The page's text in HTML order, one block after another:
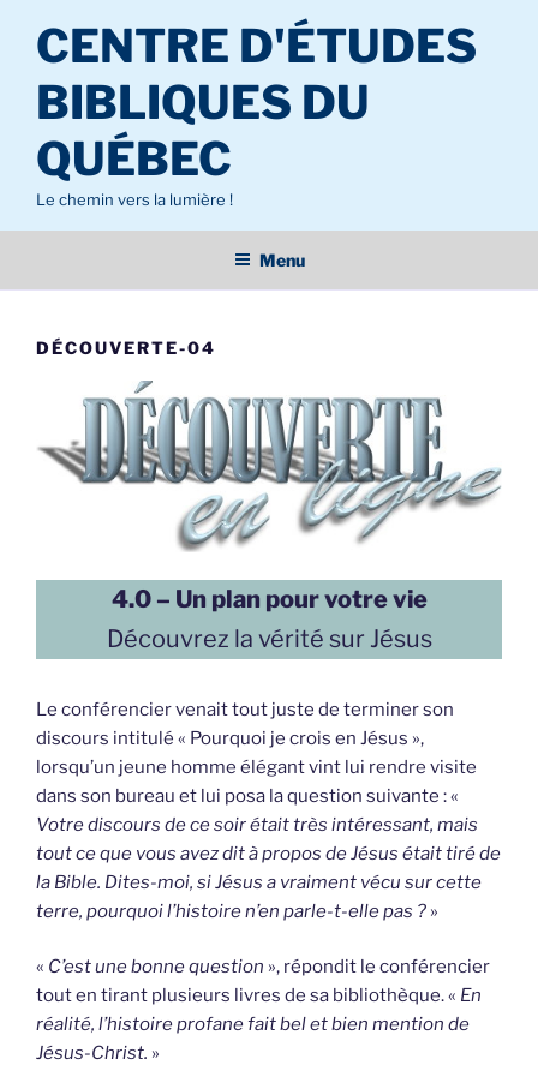
contenu
principal
CENTRE D'ÉTUDES
BIBLIQUES DU
QUÉBEC
Le chemin vers la lumière !
Menu
DÉCOUVERTE-04
4.0 – Un plan pour votre vie
Découvrez la vérité sur Jésus
Le conférencier venait tout juste de terminer son
discours intitulé « Pourquoi je crois en Jésus »,
lorsqu’un jeune homme élégant vint lui rendre visite
dans son bureau et lui posa la question suivante : «
Votre discours de ce soir était très intéressant, mais
tout ce que vous avez dit à propos de Jésus était tiré de
la Bible. Dites-moi, si Jésus a vraiment vécu sur cette
terre, pourquoi l’histoire n’en parle-t-elle pas ? »
« C’est une bonne question », répondit le conférencier
tout en tirant plusieurs livres de sa bibliothèque. « En
réalité, l’histoire profane fait bel et bien mention de
Jésus-Christ. »